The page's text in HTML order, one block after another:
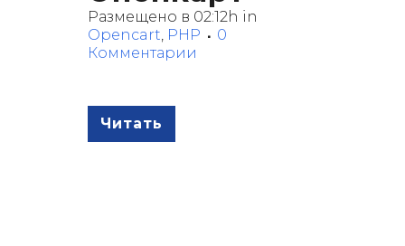
Размещено в 02:12h in
Opencart, PHP
0
Комментарии
Читать